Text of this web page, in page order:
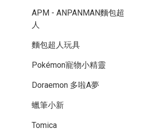
APM - ANPANMAN麵包超
人
麵包超人玩具
Pokémon寵物小精靈
Doraemon 多啦A夢
蠟筆小新
Tomica